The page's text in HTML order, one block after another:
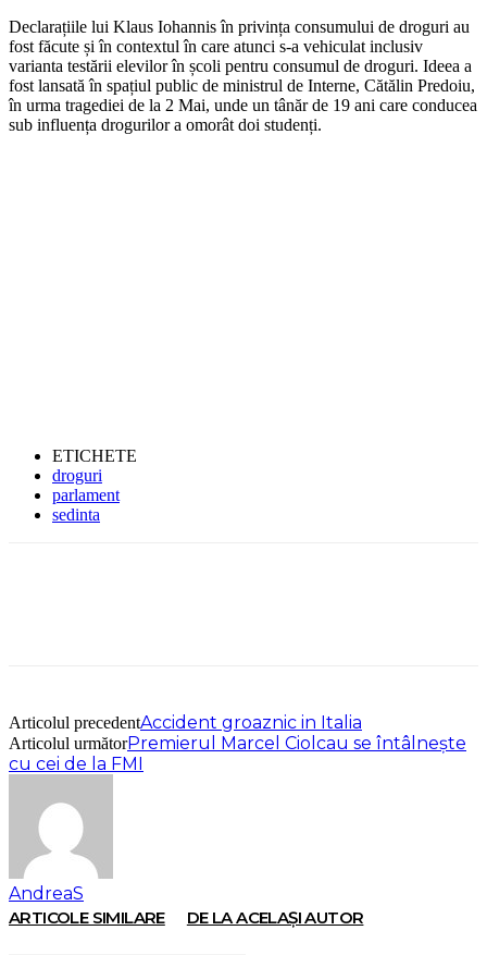
Declarațiile lui Klaus Iohannis în privința consumului de droguri au
fost făcute și în contextul în care atunci s-a vehiculat inclusiv
varianta testării elevilor în școli pentru consumul de droguri. Ideea a
fost lansată în spațiul public de ministrul de Interne, Cătălin Predoiu,
în urma tragediei de la 2 Mai, unde un tânăr de 19 ani care conducea
sub influența drogurilor a omorât doi studenți.
ETICHETE
droguri
parlament
sedinta
Articolul precedentAccident groaznic in Italia
Articolul următorPremierul Marcel Ciolcau se întâlnește
cu cei de la FMI
AndreaS
ARTICOLE SIMILARE
DE LA ACELAȘI AUTOR